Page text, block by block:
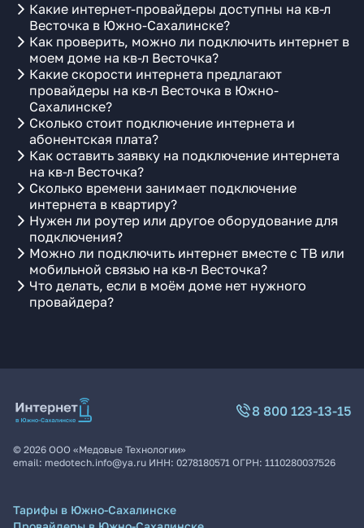
Какие интернет-провайдеры доступны на кв-л
Весточка в Южно-Сахалинске?
Как проверить, можно ли подключить интернет в
моем доме на кв-л Весточка?
Какие скорости интернета предлагают
провайдеры на кв-л Весточка в Южно-
Сахалинске?
Сколько стоит подключение интернета и
абонентская плата?
Как оставить заявку на подключение интернета
на кв-л Весточка?
Сколько времени занимает подключение
интернета в квартиру?
Нужен ли роутер или другое оборудование для
подключения?
Можно ли подключить интернет вместе с ТВ или
мобильной связью на кв-л Весточка?
Что делать, если в моём доме нет нужного
провайдера?
8 800 123-13-15
© 2026 ООО «Медовые Технологии»
email: medotech.info@ya.ru ИНН: 0278180571 ОГРН: 1110280037526
Тарифы в Южно-Сахалинске